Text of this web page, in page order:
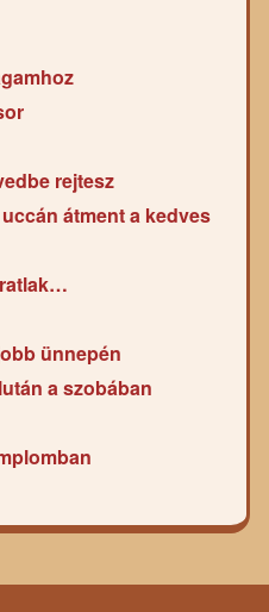
rejtesz
átment a kedves
ünnepén
a szobában